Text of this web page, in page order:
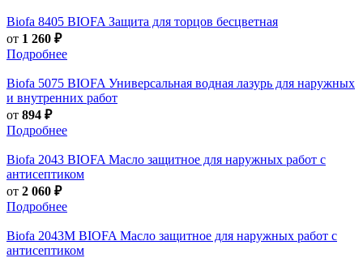
Biofa 8405 BIOFA Защита для торцов бесцветная
от 1 260 ₽
Подробнее
Biofa 5075 BIOFA Универсальная водная лазурь для наружных
и внутренних работ
от 894 ₽
Подробнее
Biofa 2043 BIOFA Масло защитное для наружных работ с
антисептиком
от 2 060 ₽
Подробнее
Biofa 2043M BIOFA Масло защитное для наружных работ с
антисептиком